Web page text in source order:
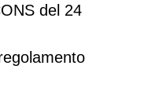
del 24